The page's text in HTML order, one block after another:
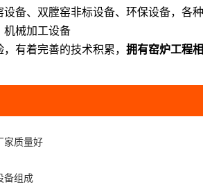
设备、双膛窑非标设备、环保设备，各种
机械加工设备
，有着完善的技术积累，拥有窑炉工程相
家质量好
备组成